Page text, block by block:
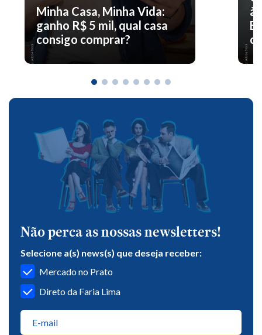
Minha Casa, Minha Vida:
ganho R$ 5 mil, qual casa
consigo comprar?
à
Não perca as nossas newsletters!
Selecione a(s) news(s) que deseja receber:
Mercado no Prato
Direto da Faria Lima